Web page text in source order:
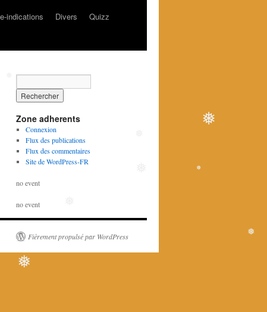
❅
❅
indications Divers
Quizz
Zone adherents
Connexion
Flux des publications
Flux des commentaires
Site de WordPress-FR
no event
no event
Fièrement propulsé par WordPress